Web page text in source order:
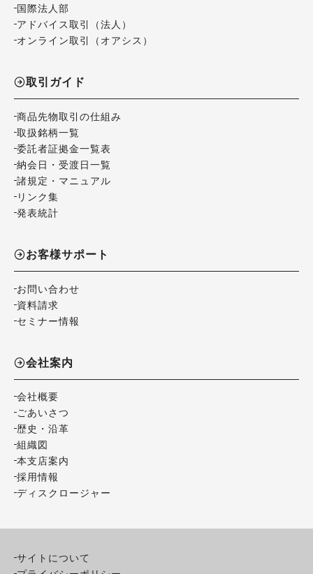
国際法人部
アドバイス取引（法人）
オンライン取引（オアシス）
取引ガイド
商品先物取引の仕組み
取扱銘柄一覧
委託者証拠金一覧表
納会日・受渡日一覧
諸規定・マニュアル
リンク集
発表統計
お客様サポート
お問い合わせ
資料請求
セミナー情報
会社案内
会社概要
ごあいさつ
歴史・沿革
組織図
本支店案内
採用情報
ディスクロージャー
サイトについて